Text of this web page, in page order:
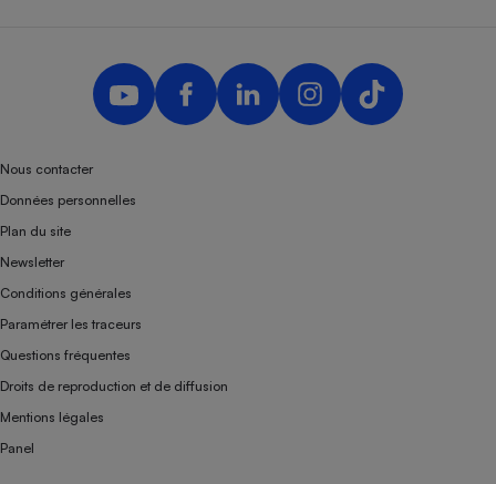
Nous contacter
Données personnelles
Plan du site
Newsletter
Conditions générales
Paramétrer les traceurs
Questions fréquentes
Droits de reproduction et de diffusion
Mentions légales
Panel